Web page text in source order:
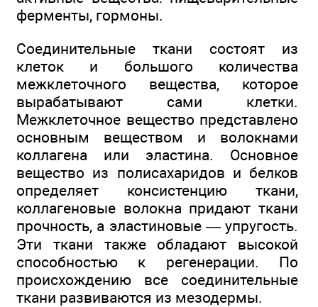
ферменты, гормоны.
Соединительные ткани состоят из
клеток и большого количества
межклеточного вещества, которое
вырабатывают сами клетки.
Межклеточное вещество представлено
основным веществом и волокнами
коллагена или эластина. Основное
вещество из полисахаридов и белков
определяет консистенцию ткани,
коллагеновые волокна придают ткани
прочность, а эластиновые — упругость.
Эти ткани также обладают высокой
способностью к регенерации. По
происхождению все соединительные
ткани развиваются из мезодермы.